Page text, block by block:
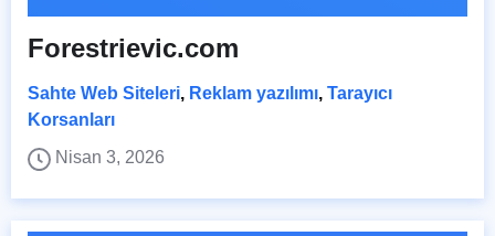
Forestrievic.com
Sahte Web Siteleri, Reklam yazılımı, Tarayıcı
Korsanları
Nisan 3, 2026